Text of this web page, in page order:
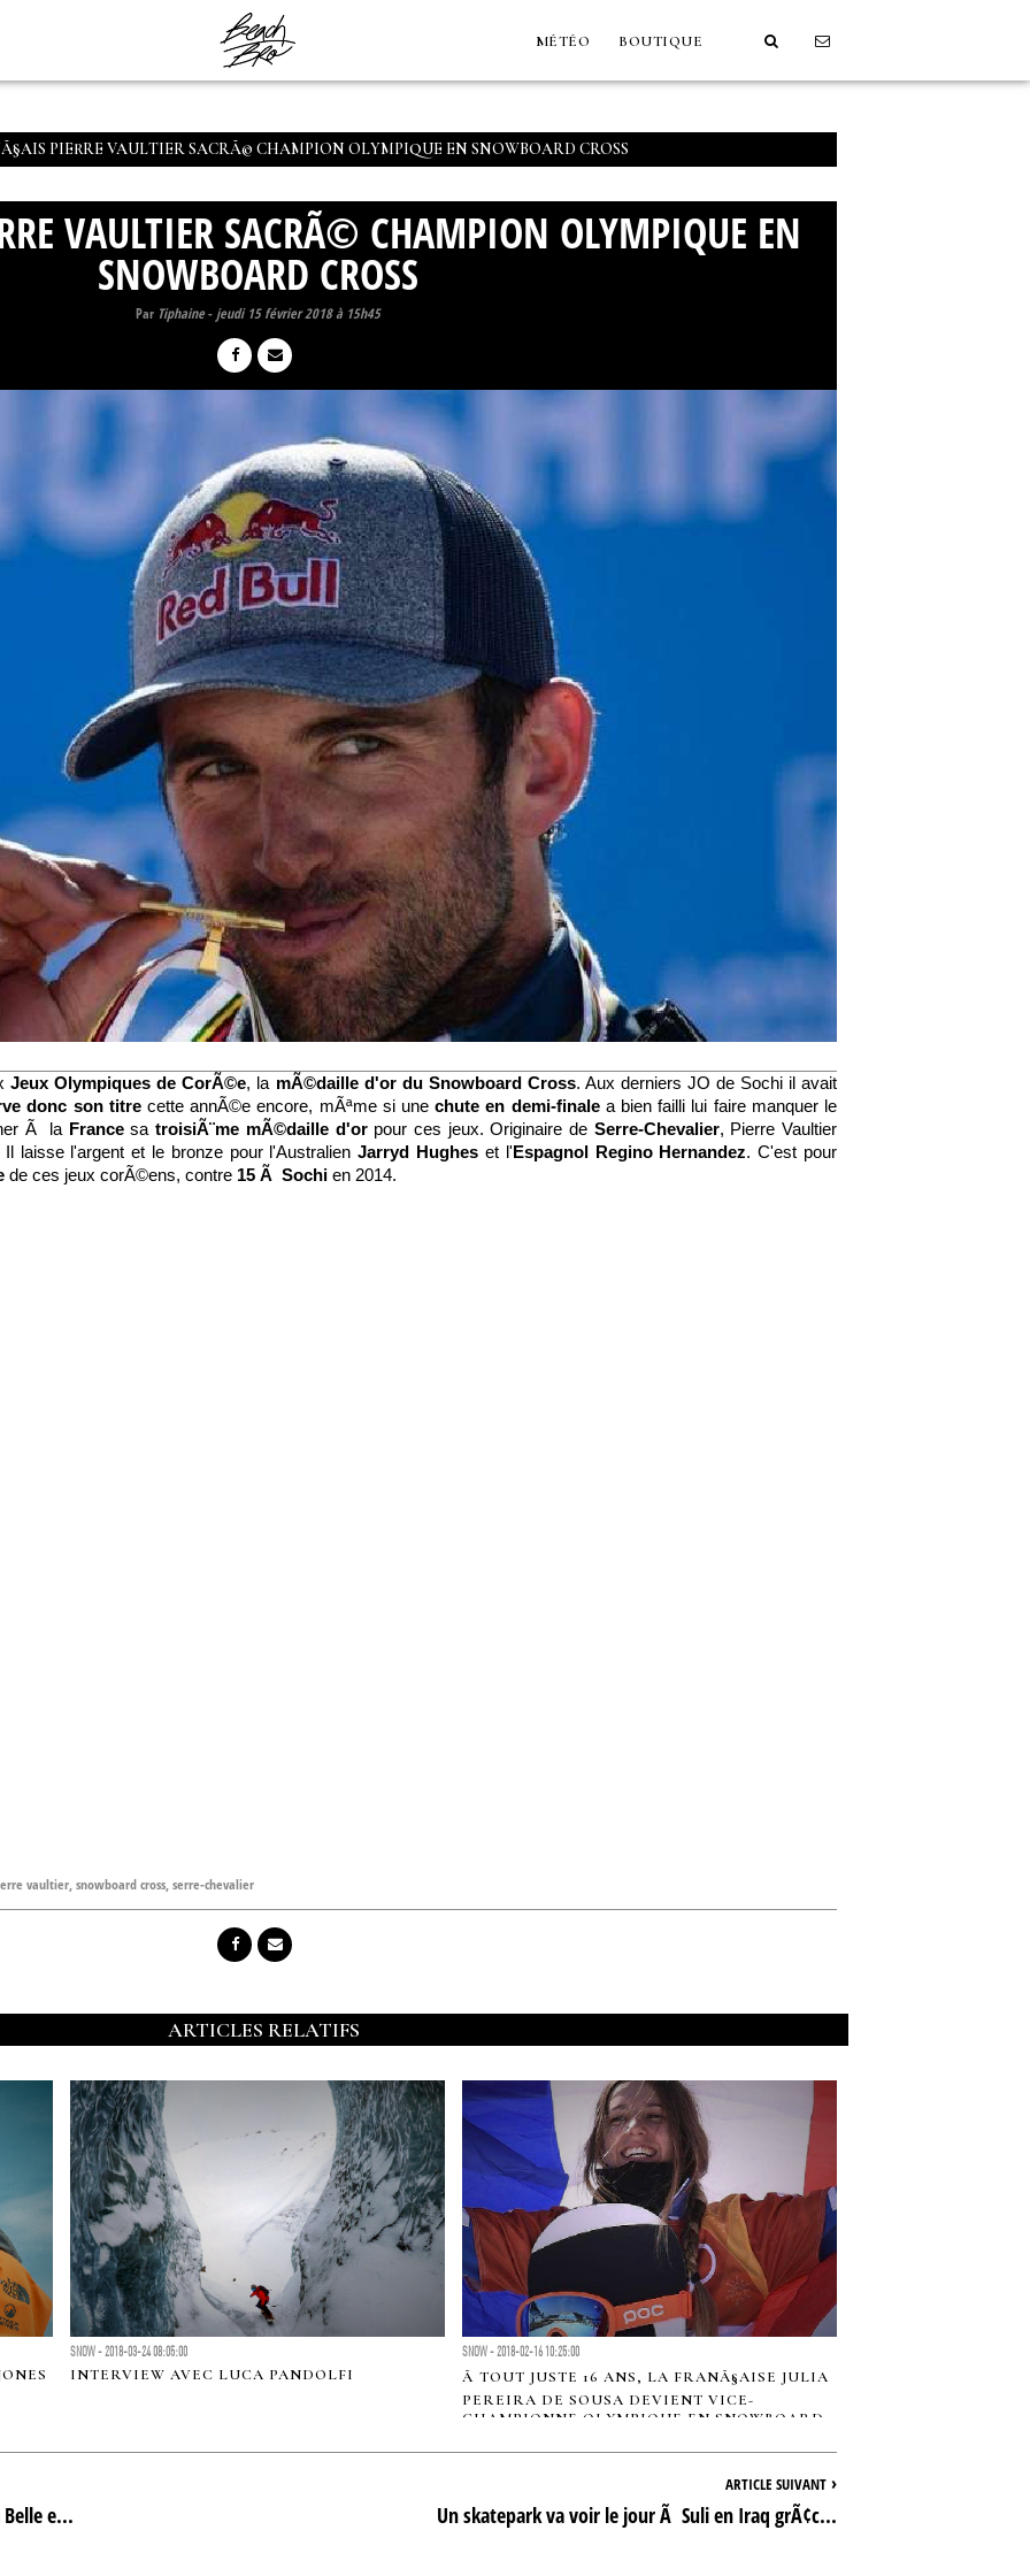
MÉTÉO BOUTIQUE
PIERRE VAULTIER SACRÃ© CHAMPION OLYMPIQUE EN SNOWBOARD CROSS
VAULTIER SACRÃ© CHAMPION OLYMPIQUE EN
SNOWBOARD CROSS
Par Tiphaine-jeudi 15 février 2018 à 15h45
Jeux Olympiques de CorÃ©e, la mÃ©daille d'or du Snowboard Cross. Aux derniers JO de Sochi il avait
donc son titrecette annÃ©e encore, mÃªme si unechute en demi-finalea bien failli lui faire manquer le
Ã la FrancesatroisiÃ¨me mÃ©daille d'orpour ces jeux. Originaire de Serre-Chevalier, Pierre Vaultier
Il laisse l'argent et le bronze pour l'AustralienJarryd Hughes et l'Espagnol Regino Hernandez. C'est pour
de ces jeux corÃ©ens, contre 15 Ã Sochi en 2014.
vaultier,snowboard cross,serre-chevalier
ARTICLES RELATIFS
SNOW - 2018-03-24 08:05:00
INTERVIEW AVEC LUCA PANDOLFI
SNOW - 2018-02-16 10:25:00
Ã TOUT JUSTE 16 ANS, LA FRANÃ§AISE JULIA
PEREIRA DE SOUSA DEVIENT VICE-
CHAMPIONNE OLYMPIQUE EN SNOWBOARD
ARTICLE SUIVANT ›
Un skatepark va voir le jour Ã Suli en Iraq grÃ¢c...
e...